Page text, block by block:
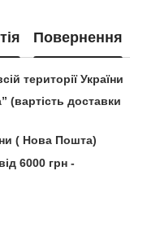
Повернення
території України
доставки
( Нова Пошта)
6000 грн -